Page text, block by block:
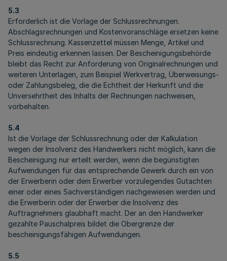
5.3
Erforderlich ist die Vorlage der Schlussrechnungen.
Abschlagsrechnungen und Kostenvoranschläge ersetzen keine
Schlussrechnung. Kassenzettel müssen Menge, Artikel und
Preis eindeutig erkennen lassen. Der Bescheinigungsbehörde
bleibt das Recht zur Anforderung von Originalrechnungen und
weiteren Unterlagen, zum Beispiel Werkvertrag, Überweisungs-
oder Zahlungsbeleg, die die Echtheit der Herkunft und die
Unversehrtheit des Inhalts der Rechnungen nachweisen,
vorbehalten.
5.4
Ist die Vorlage der Schlussrechnung oder der Kalkulation
wegen der Insolvenz des Handwerkers nicht möglich, kann die
Bescheinigung nur erteilt werden, wenn die begünstigten
Aufwendungen für das entsprechende Gewerk durch ein von
der Erwerberin oder dem Erwerber vorzulegendes Gutachten
einer oder eines Sachverständigen nachgewiesen werden und
die Erwerberin oder der Erwerber die Insolvenz des
Auftragnehmers glaubhaft macht. Der an den Handwerker
gezahlte Pauschalpreis bildet die Obergrenze der
bescheinigungsfähigen Aufwendungen.
5.5